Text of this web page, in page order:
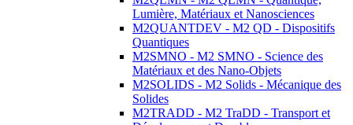
Lumière, Matériaux et Nanosciences
M2QUANTDEV - M2 QD - Dispositifs
Quantiques
M2SMNO - M2 SMNO - Science des
Matériaux et des Nano-Objets
M2SOLIDS - M2 Solids - Mécanique des
Solides
M2TRADD - M2 TraDD - Transport et